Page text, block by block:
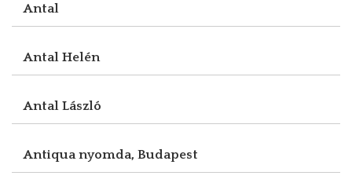
Antal
Antal Helén
Antal László
Antiqua nyomda, Budapest